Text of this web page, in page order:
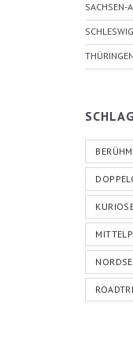
SACHSEN-
THÜRINGEN